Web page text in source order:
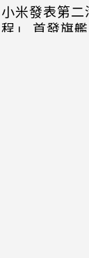
小米發表第
程」 首發旗